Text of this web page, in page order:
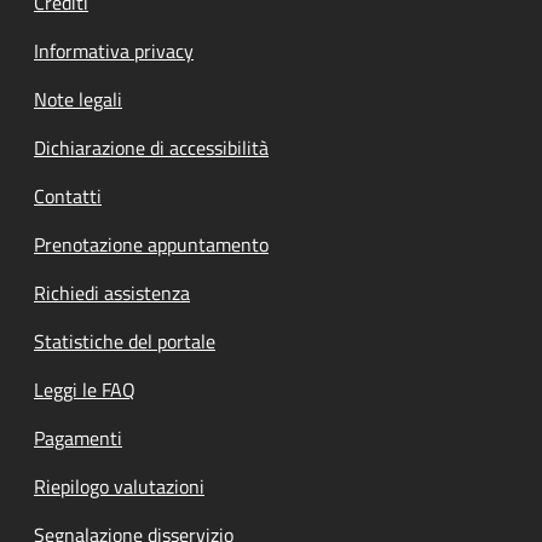
Informativa privacy
Note legali
Dichiarazione di accessibilità
Contatti
Prenotazione appuntamento
Richiedi assistenza
Statistiche del portale
Leggi le FAQ
Pagamenti
Riepilogo valutazioni
Segnalazione disservizio